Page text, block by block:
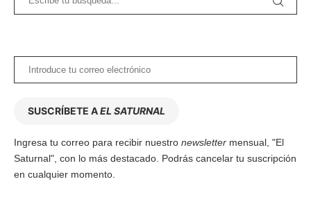
SUSCRÍBETE AEL SATURNAL
Ingresa tu correo para recibir nuestro newsletter mensual, "El
Saturnal", con lo más destacado. Podrás cancelar tu suscripción
en cualquier momento.